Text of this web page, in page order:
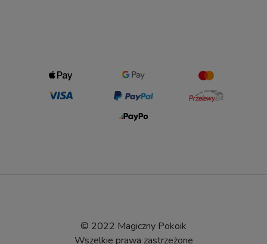
© 2022 Magiczny Pokoik
Wszelkie prawa zastrzeżone